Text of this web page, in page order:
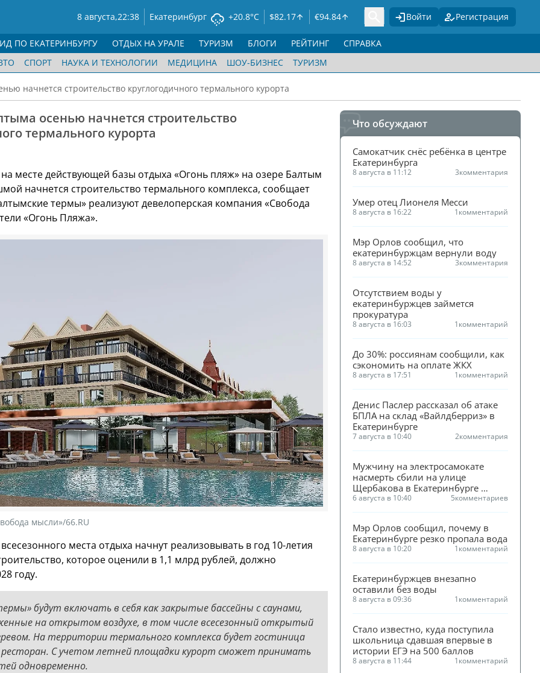
8 августа,22:38 Екатеринбург +20.8°C $82.17 €94.84 Войти Регистрация
СПОРТ НАУКА И ТЕХНОЛОГИИ МЕДИЦИНА ШОУ-БИЗНЕС ТУРИЗМ
ПО ЕКАТЕРИНБУРГУ ОТДЫХ НА УРАЛЕ ТУРИЗМ БЛОГИ РЕЙТИНГ СПРАВКА
начнется строительство круглогодичного термального курорта
осенью начнется строительство
термального курорта
месте действующей базы отдыха «Огонь пляж» на озере Балтым
начнется строительство термального комплекса, сообщает
термы» реализуют девелоперская компания «Свобода
«Огонь Пляжа».
мысли»/66.RU
места отдыха начнут реализовывать в год 10-летия
которое оценили в 1,1 млрд рублей, должно
году.
будут включать в себя как закрытые бассейны с саунами,
на открытом воздухе, в том числе всесезонный открытый
На территории термального комплекса будет гостиница
ресторан. С учетом летней площадки курорт сможет принимать
одновременно.
Что обсуждают
Самокатчик снёс ребёнка в центре
Екатеринбурга
8 августа в 11:12 3комментария
Умер отец Лионеля Месси
8 августа в 16:22 1комментарий
Мэр Орлов сообщил, что
екатеринбуржцам вернули воду
8 августа в 14:52 3комментария
Отсутствием воды у
екатеринбуржцев займется
прокуратура
8 августа в 16:03 1комментарий
До 30%: россиянам сообщили, как
сэкономить на оплате ЖКХ
8 августа в 17:51 1комментарий
Денис Паслер рассказал об атаке
БПЛА на склад «Вайлдберриз» в
Екатеринбурге
7 августа в 10:40 2комментария
Мужчину на электросамокате
насмерть сбили на улице
Щербакова в Екатеринбурге
(ФОТО)
6 августа в 10:40 5комментариев
Мэр Орлов сообщил, почему в
Екатеринбурге резко пропала вода
8 августа в 10:20 1комментарий
Екатеринбуржцев внезапно
оставили без воды
8 августа в 09:36 1комментарий
Стало известно, куда поступила
школьница сдавшая впервые в
истории ЕГЭ на 500 баллов
8 августа в 11:44 1комментарий